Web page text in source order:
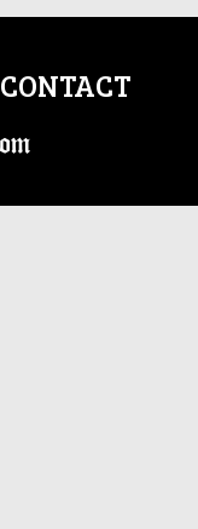
CONTACT